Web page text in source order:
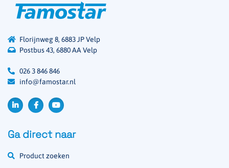
Florijnweg 8, 6883 JP Velp
Postbus 43, 6880 AA Velp
026 3 846 846
info@famostar.nl
Ga direct naar
Product zoeken